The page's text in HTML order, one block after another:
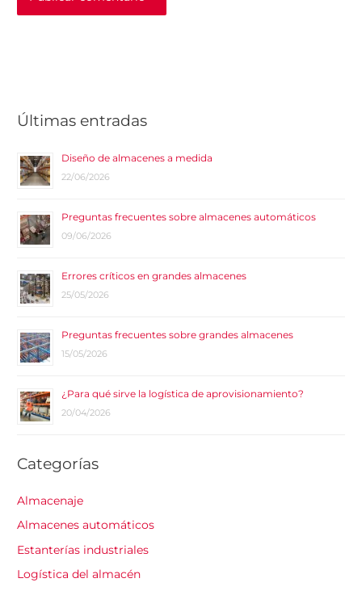
Últimas entradas
Diseño de almacenes a medida
22/06/2026
Preguntas frecuentes sobre almacenes automáticos
09/06/2026
Errores críticos en grandes almacenes
25/05/2026
Preguntas frecuentes sobre grandes almacenes
15/05/2026
¿Para qué sirve la logística de aprovisionamiento?
20/04/2026
Categorías
Almacenaje
Almacenes automáticos
Estanterías industriales
Logística del almacén